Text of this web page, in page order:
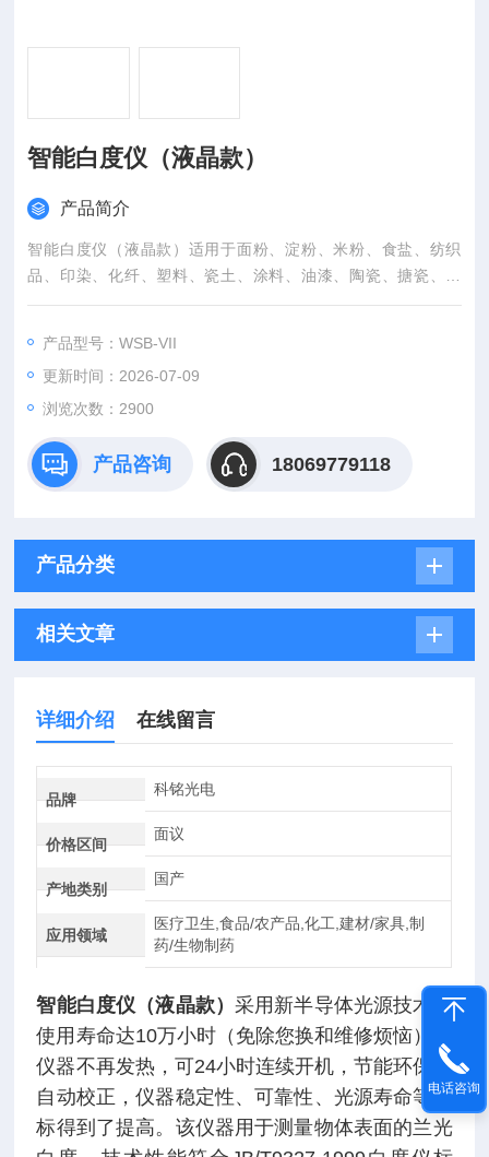
智能白度仪（液晶款）
产品简介
智能白度仪（液晶款）适用于面粉、淀粉、米粉、食盐、纺织
品、印染、化纤、塑料、瓷土、涂料、油漆、陶瓷、搪瓷、纸
张、纸浆等行业需对产品白度进行测定的部门。
产品型号：WSB-VII
更新时间：2026-07-09
浏览次数：2900
产品咨询 18069779118
产品分类
相关文章
详细介绍 在线留言
品牌
科铭光电
价格区间
面议
产地类别
国产
应用领域
医疗卫生,食品/农产品,化工,建材/家具,制
药/生物制药
智能白度仪（液晶款） 采用新半导体光源技术，
使用寿命达10万小时（免除您换和维修烦恼），
仪器不再发热，可24小时连续开机，节能环保、
自动校正，仪器稳定性、可靠性、光源寿命等指
标得到了提高。该仪器用于测量物体表面的兰光
电话咨询